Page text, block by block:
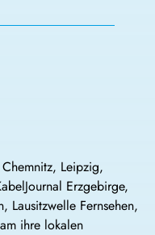
Leipzig,
Erzgebirge,
Lausitzwelle Fernsehen,
ihre lokalen